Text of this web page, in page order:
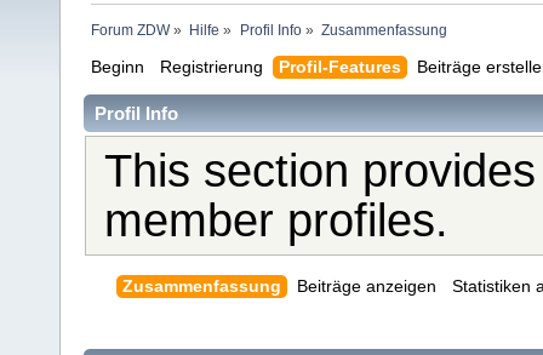
Forum ZDW» Hilfe » Profil Info» Zusammenfassung
Beginn Registrierung Profil-Features Beiträge
Profil Info
This section
member profiles.
Zusammenfassung Beiträge anzeigen Statistiken